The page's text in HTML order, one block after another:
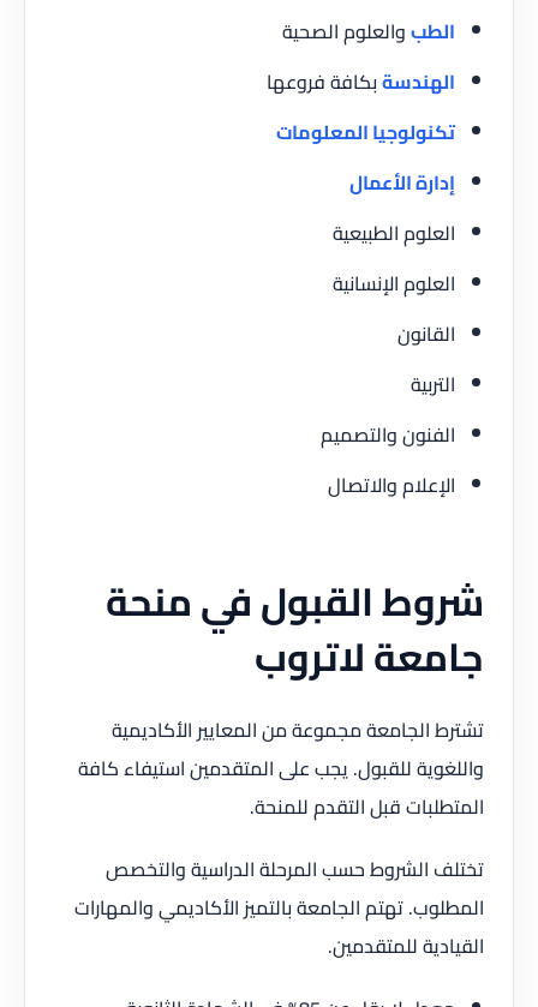
الطبوالعلوم الصحية
الهندسةبكافة فروعها
تكنولوجيا المعلومات
إدارة الأعمال
العلوم الطبيعية
العلوم الإنسانية
القانون
التربية
الفنون والتصميم
الإعلام والاتصال
شروط القبول في منحة
جامعة لاتروب
تشترط الجامعة مجموعة من المعايير الأكاديمية
واللغوية للقبول. يجب على المتقدمين استيفاء كافة
المتطلبات قبل التقدم للمنحة.
تختلف الشروط حسب المرحلة الدراسية والتخصص
المطلوب. تهتم الجامعة بالتميز الأكاديمي والمهارات
القيادية للمتقدمين.